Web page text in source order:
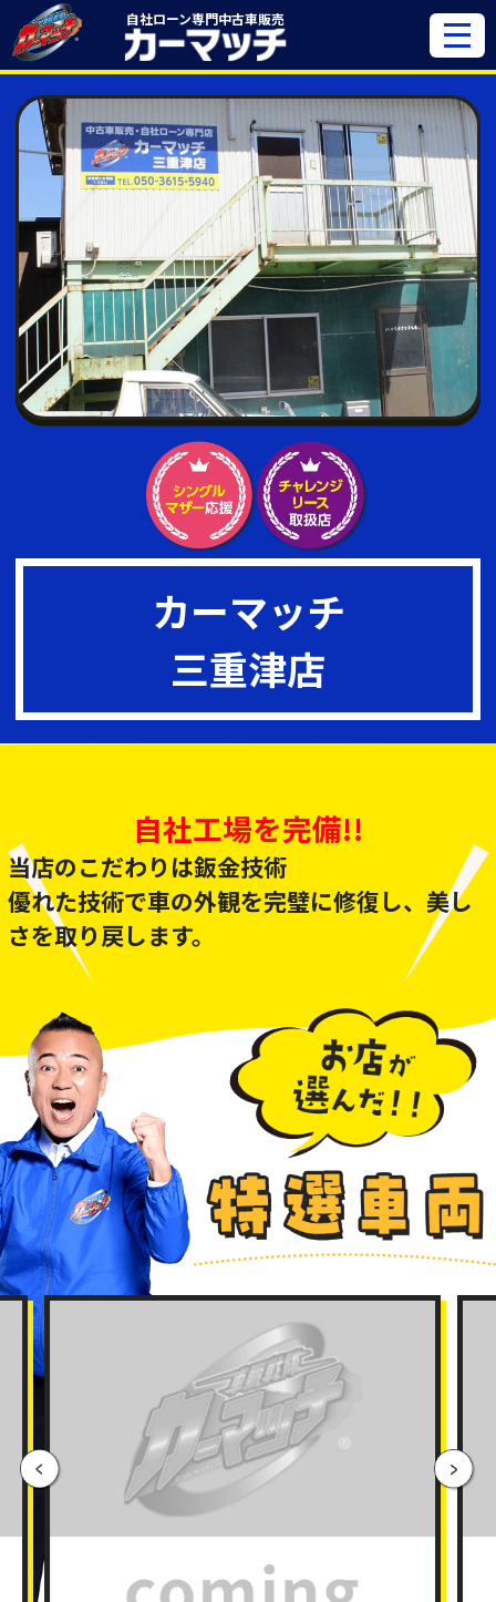
自社ローン専門中古車販売
カーマッチ
三重津店
自社工場を完備!!
当店のこだわりは鈑金技術
優れた技術で車の外観を完璧に修復し、美し
さを取り戻します。